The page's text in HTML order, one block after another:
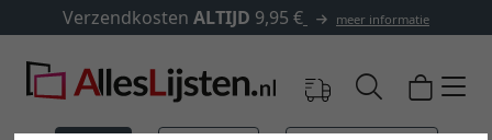
Verzendkosten ALTIJD 9,95 € meer informatie